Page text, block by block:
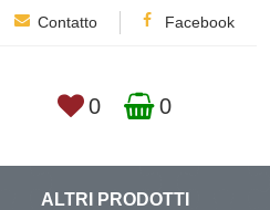
Contatto Facebook
0 0
ALTRI PRODOTTI